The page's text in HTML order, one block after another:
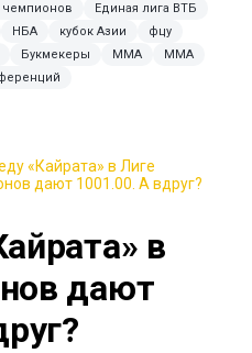
чемпионов
Единая лига ВТБ
НБА кубок Азии
фцу
Букмекеры MMA
ММА
«Кайрата» в Лиге
дают 1001.00. А вдруг?
в
дают